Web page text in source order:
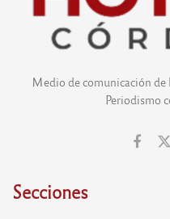
Medio de comunicación de
Periodismo
Secciones